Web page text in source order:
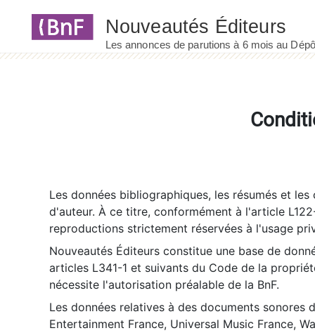
Les données bibliographiques, les résumés et
d'auteur. À ce titre, conformément à l'article
reproductions strictement réservées à l'usage
Nouveautés Éditeurs constitue une base de
articles L341-1 et suivants du Code de la
nécessite l'autorisation préalable de la BnF.
Les données relatives à des documents sonores
Entertainment France, Universal Music France,